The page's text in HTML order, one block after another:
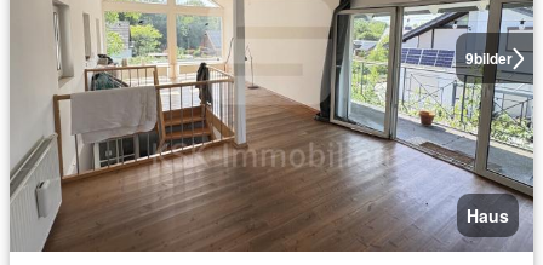
9bilder
Haus